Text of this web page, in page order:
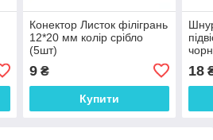
Конектор Листок філігрань
12*20 мм колір срібло
(5шт)
9₴
Купити
18